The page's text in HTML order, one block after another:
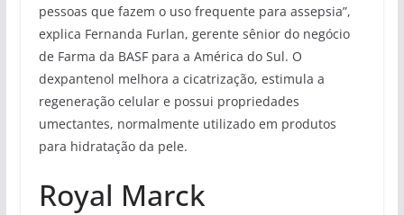
pessoas que fazem o uso frequente para assepsia”,
explica Fernanda Furlan, gerente sênior do negócio
de Farma da BASF para a América do Sul. O
dexpantenol melhora a cicatrização, estimula a
regeneração celular e possui propriedades
umectantes, normalmente utilizado em produtos
para hidratação da pele.
Royal Marck